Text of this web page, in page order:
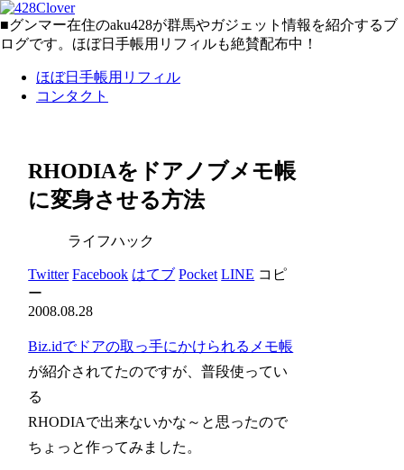
■グンマー在住のaku428が群馬やガジェット情報を紹介するブ
ログです。ほぼ日手帳用リフィルも絶賛配布中！
ほぼ日手帳用リフィル
コンタクト
RHODIAをドアノブメモ帳
に変身させる方法
ライフハック
Twitter Facebook はてブ Pocket LINE コピ
ー
2008.08.28
Biz.idでドアの取っ手にかけられるメモ帳
が紹介されてたのですが、普段使ってい
る
RHODIAで出来ないかな～と思ったので
ちょっと作ってみました。